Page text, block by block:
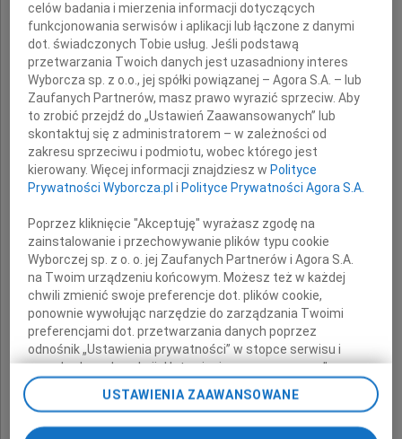
prokurator byłej Prokuratury Apelacyjnej
i Prokuratury Okręgowej we Wrocławiu
Wojciech Kubiński
wyrazy szczerego współczucia
Najbliższym
składają
prokuratorzy i współpracownicy
z Prokuratury Regionalnej we Wrocławiu
i Prokuratury Okręgowej we Wrocławiu
celów badania i mierzenia informacji dotyczących
funkcjonowania serwisów i aplikacji lub łączone z danymi
dot. świadczonych Tobie usług. Jeśli podstawą
przetwarzania Twoich danych jest uzasadniony interes
Wyborcza sp. z o.o., jej spółki powiązanej – Agora S.A. – lub
Zaufanych Partnerów, masz prawo wyrazić sprzeciw. Aby
to zrobić przejdź do „Ustawień Zaawansowanych” lub
skontaktuj się z administratorem – w zależności od
zakresu sprzeciwu i podmiotu, wobec którego jest
kierowany. Więcej informacji znajdziesz w Polityce
Prywatności Wyborcza.pl i Polityce Prywatności Agora S.A.
Poprzez kliknięcie "Akceptuję" wyrażasz zgodę na
zainstalowanie i przechowywanie plików typu cookie
Wyborczej sp. z o. o. jej Zaufanych Partnerów i Agora S.A.
na Twoim urządzeniu końcowym. Możesz też w każdej
chwili zmienić swoje preferencje dot. plików cookie,
ponownie wywołując narzędzie do zarządzania Twoimi
preferencjami dot. przetwarzania danych poprzez
odnośnik „Ustawienia prywatności” w stopce serwisu i
przechodząc do sekcji „Ustawienia zaawansowane”.
Zmiana ustawień plików cookie możliwa jest także za
pomocą ustawień przeglądarki.
USTAWIENIA ZAAWANSOWANE